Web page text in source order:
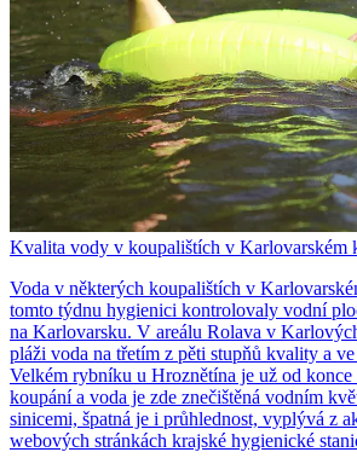
Kvalita vody v koupalištích v Karlovarském
Voda v některých koupalištích v
tomto týdnu hygienici kontrolovaly vodní
na Karlovarsku. V areálu Rolava v
pláži voda na třetím z pěti stupňů kvality a
Velkém rybníku u Hroznětína je už od konce
koupání a voda je zde znečištěná vodním
sinicemi, špatná je i průhlednost, vyplývá z
webových stránkách krajské hygienické